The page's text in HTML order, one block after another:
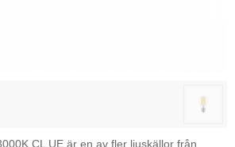
CL UE är en av fler ljuskällor från